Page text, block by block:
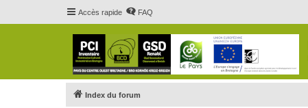
Accès rapide FAQ
Index du forum